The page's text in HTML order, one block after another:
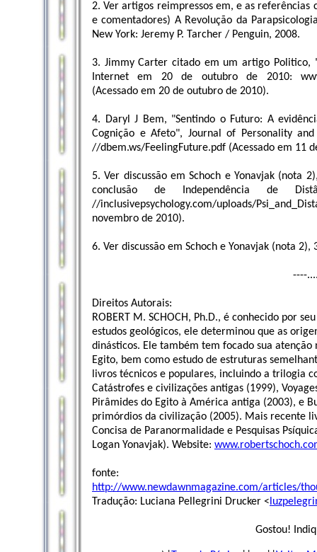
2. Ver artigos reimpressos em, e as referências
e comentadores) A Revolução da
New York: Jeremy P. Tarcher / Penguin, 2008.
3. Jimmy Carter citado em um artigo Politico,
Internet em 20 de outubro de 2010:
(Acessado em 20 de outubro de 2010).
4. Daryl J Bem, "Sentindo o Futuro: A
Cognição e Afeto", Journal of Personality
//dbem.ws/FeelingFuture.pdf (Acessado em 11
5. Ver discussão em Schoch e Yonavjak (nota
conclusão de Independência de
//inclusivepsychology.com/uploads/
novembro de 2010).
6. Ver discussão em Schoch e Yonavjak (nota 2),
----
Direitos Autorais:
ROBERT M. SCHOCH, Ph.D., é conhecido por
estudos geológicos, ele determinou que as
dinásticos. Ele também tem focado sua
Egito, bem como estudo de estruturas
livros técnicos e populares, incluindo a trilogia
Catástrofes e civilizações antigas (1999),
Pirâmides do Egito à América antiga (2003), e
primórdios da civilização (2005). Mais recente
Concisa de Paranormalidade e Pesquisas
Logan Yonavjak). Website:
fonte:
http://www.newdawnmagazine.com/articles/
Tradução: Luciana Pellegrini Drucker <
Gostou!